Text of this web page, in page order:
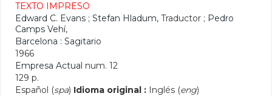
TEXTO IMPRESO
Edward C. Evans ; Stefan Hladum, Traductor ; Pedro
Camps Vehí,
Barcelona : Sagitario
1966
Empresa Actual num. 12
129 p.
Español (spa) Idioma original : Inglés (eng)